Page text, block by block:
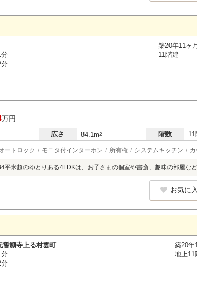
築20年11ヶ月
11階建
万円
広さ 84.1m2 階数 11
ートロック モニタ付インターホン 所有権 システムキッチン
平米超のゆとりある4LDKは、お子さまの個室や書斎、趣味の部屋な
お気に
誓願寺上る村雲町
築20年
地上11